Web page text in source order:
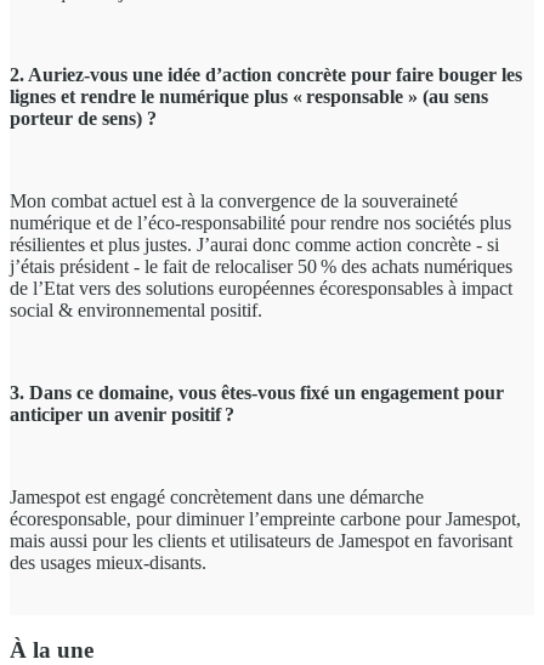
2. Auriez-vous une idée d’action concrète pour faire bouger les
lignes et rendre le numérique plus « responsable » (au sens
porteur de sens) ?
Mon combat actuel est à la convergence de la souveraineté
numérique et de l’éco-responsabilité pour rendre nos sociétés plus
résilientes et plus justes. J’aurai donc comme action concrète - si
j’étais président - le fait de relocaliser 50 % des achats numériques
de l’Etat vers des solutions européennes écoresponsables à impact
social & environnemental positif.
3. Dans ce domaine, vous êtes-vous fixé un engagement pour
anticiper un avenir positif ?
Jamespot est engagé concrètement dans une démarche
écoresponsable, pour diminuer l’empreinte carbone pour Jamespot,
mais aussi pour les clients et utilisateurs de Jamespot en favorisant
des usages mieux-disants.
À la une